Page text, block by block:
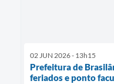
02 JUN 2026 - 13h15
Prefeitura de
feriados e ponto